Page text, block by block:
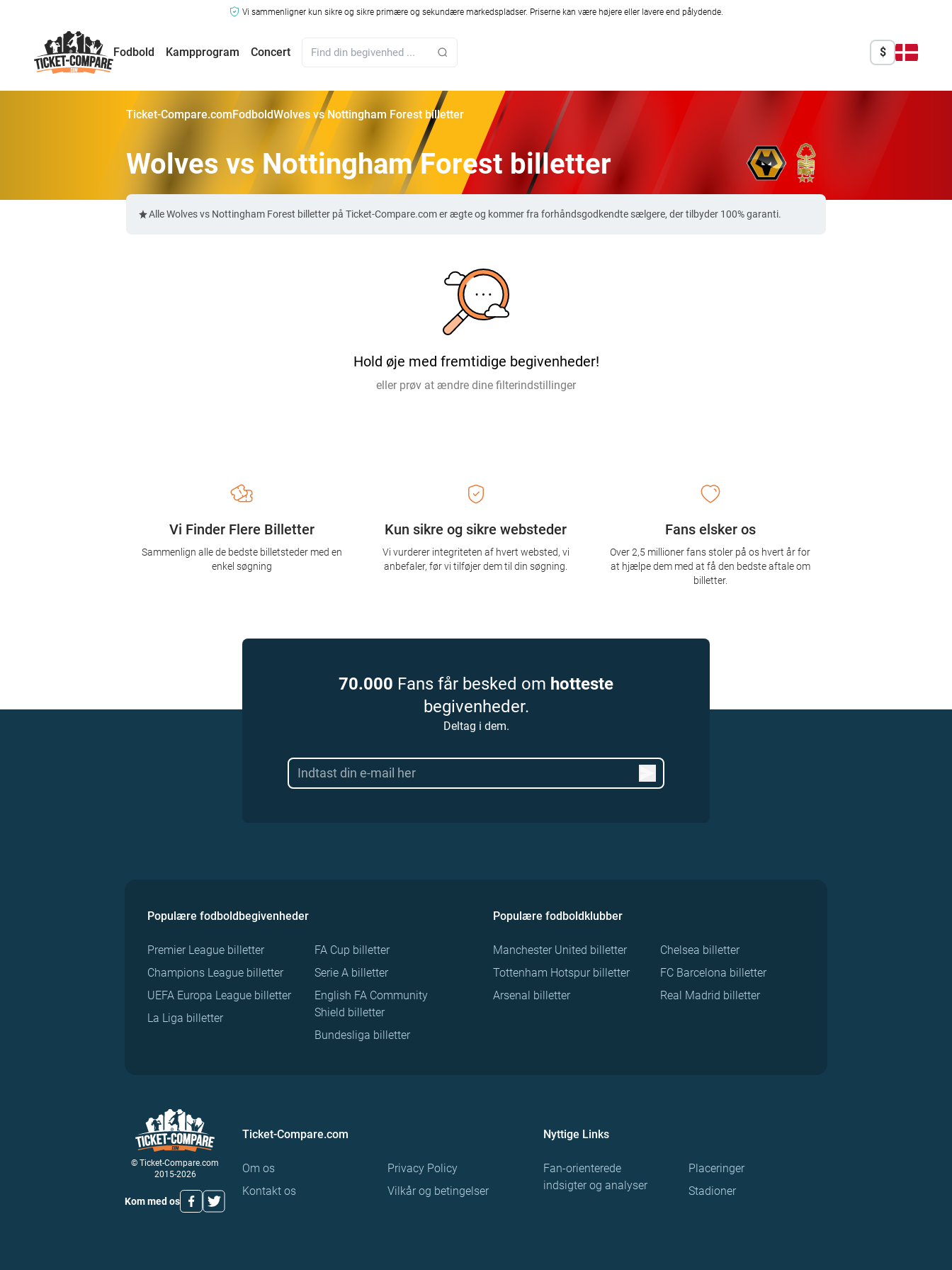
Vi sammenligner kun sikre og sikre primære og sekundære markedspladser. Priserne kan være højere eller lavere end pålydende.
Fodbold Kampprogram Concert $
Ticket-Compare.comFodboldWolves vs Nottingham Forest billetter
Wolves vs Nottingham Forest billetter
Alle Wolves vs Nottingham Forest billetter på Ticket-Compare.com er ægte og kommer fra forhåndsgodkendte sælgere, der tilbyder 100% garanti.
Hold øje med fremtidige begivenheder!
eller prøv at ændre dine filterindstillinger
Kun sikre og sikre websteder
Vi vurderer integriteten af ​​hvert websted, vi
anbefaler, før vi tilføjer dem til din søgning.
Vi Finder Flere Billetter
Sammenlign alle de bedste billetsteder med en
enkel søgning
Fans elsker os
Over 2,5 millioner fans stoler på os hvert år for
at hjælpe dem med at få den bedste aftale om
billetter.
70.000 Fans får besked om hotteste
begivenheder.
Deltag i dem.
Populære fodboldbegivenheder
Premier League billetter
Champions League billetter
UEFA Europa League billetter
La Liga billetter
FA Cup billetter
Serie A billetter
English FA Community
Shield billetter
Bundesliga billetter
Populære fodboldklubber
Manchester United billetter
Tottenham Hotspur billetter
Arsenal billetter
Chelsea billetter
FC Barcelona billetter
Real Madrid billetter
© Ticket-Compare.com
2015-2026
Kom med os
Ticket-Compare.com
Om os
Kontakt os
Privacy Policy
Vilkår og betingelser
Nyttige Links
Fan-orienterede
indsigter og analyser
Placeringer
Stadioner